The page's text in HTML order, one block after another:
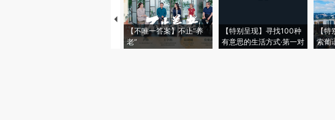
【不唯一答案】不止“养
老”
【特别呈现】寻找100种
有意思的生活方式·第一对
【特
索葡